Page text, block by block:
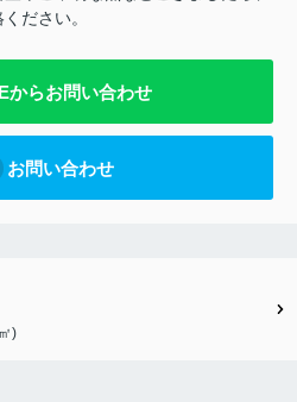
ださい。
からお問い合わせ
お問い合わせ
)